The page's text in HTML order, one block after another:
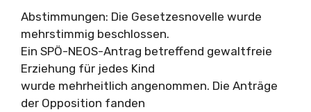
Abstimmungen: Die Gesetzesnovelle wurde
mehrstimmig beschlossen.
Ein SPÖ-NEOS-Antrag betreffend gewaltfreie
Erziehung für jedes Kind
wurde mehrheitlich angenommen. Die Anträge
der Opposition fanden